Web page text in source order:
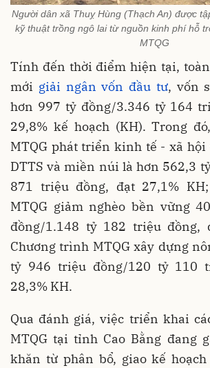
Người dân xã Thuỵ Hùng (Thạch An) được
kỹ thuật trồng ngô lai từ nguồn kinh phí hỗ
MTQG
Tính đến thời điểm hiện tại,
mới giải ngân vốn đầu tư, vốn
hơn 997 tỷ đồng/3.346 tỷ 164
29,8% kế hoạch (KH). Trong
MTQG phát triển kinh tế - xã hội
DTTS và miền núi là hơn 562,3
871 triệu đồng, đạt 27,1%
MTQG giảm nghèo bền vững
đồng/1.148 tỷ 182 triệu đồng,
Chương trình MTQG xây dựng
tỷ 946 triệu đồng/120 tỷ 110
28,3% KH.
Qua đánh giá, việc triển khai
MTQG tại tỉnh Cao Bằng đang
khăn từ phân bổ, giao kế